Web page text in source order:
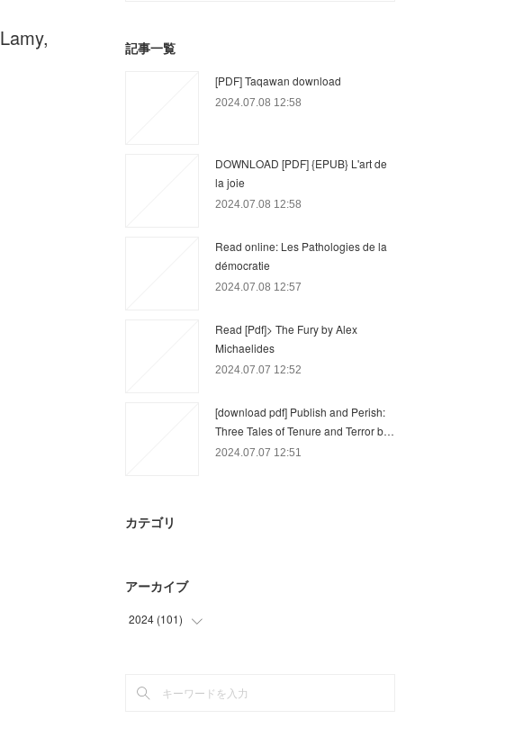
記事一覧
[PDF] Taqawan download
2024.07.08 12:58
DOWNLOAD [PDF] {EPUB} L'art de
la joie
2024.07.08 12:58
Read online: Les Pathologies de la
démocratie
2024.07.08 12:57
Read [Pdf]> The Fury by Alex
Michaelides
2024.07.07 12:52
[download pdf] Publish and Perish:
Three Tales of Tenure and Terror b…
2024.07.07 12:51
カテゴリ
アーカイブ
2024 (101)
(